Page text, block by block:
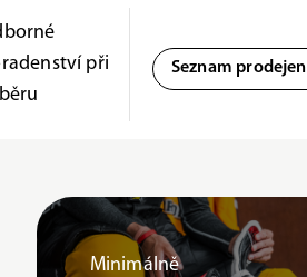
při
Seznam prodejen
Minimálně